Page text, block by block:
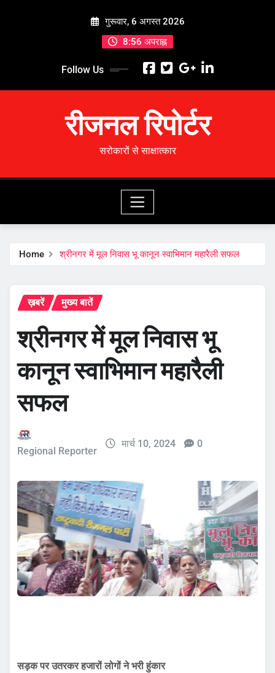
गुरूवार, 6 अगस्त 2026
8:56 अपराह्न
Follow Us
रीजनल रिपोर्टर
सरोकारों से साक्षात्कार
Home श्रीनगर में मूल निवास भू कानून स्वाभिमान महारैली सफल
ख़बरें मुख्य बातें
श्रीनगर में मूल निवास भू
कानून स्वाभिमान महारैली
सफल
Regional Reporter
मार्च 10, 2024 0
सड़क पर उतरकर हजारों लोगों ने भरी हुंकार